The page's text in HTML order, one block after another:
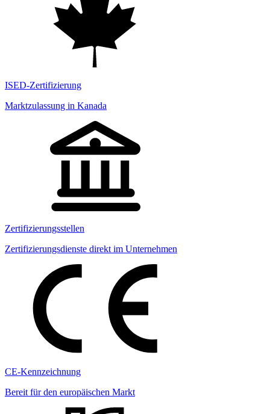
ISED-Zertifizierung
Marktzulassung in Kanada
Zertifizierungsstellen
Zertifizierungsdienste direkt im Unternehmen
CE-Kennzeichnung
Bereit für den europäischen Markt